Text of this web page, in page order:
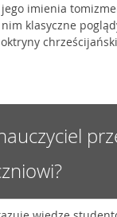
imienia
klasyczne